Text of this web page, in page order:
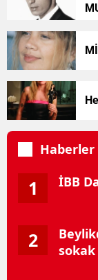
Haberler
1 İBB
2